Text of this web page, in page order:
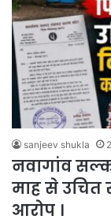
sanjeev shukla
नवागांव
माह से उचित
आरोप ।